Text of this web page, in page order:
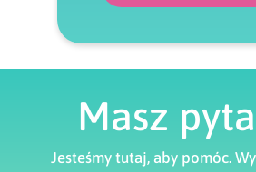
Masz
Jesteśmy tutaj, aby pomóc.